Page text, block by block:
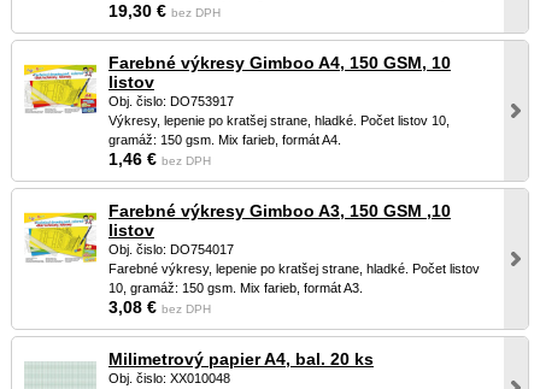
19,30 € bez DPH
Farebné výkresy Gimboo A4, 150 GSM, 10
listov
Obj. čislo: DO753917
Výkresy, lepenie po kratšej strane, hladké. Počet listov 10,
gramáž: 150 gsm. Mix farieb, formát A4.
1,46 € bez DPH
Farebné výkresy Gimboo A3, 150 GSM ,10
listov
Obj. čislo: DO754017
Farebné výkresy, lepenie po kratšej strane, hladké. Počet listov
10, gramáž: 150 gsm. Mix farieb, formát A3.
3,08 € bez DPH
Milimetrový papier A4, bal. 20 ks
Obj. čislo: XX010048